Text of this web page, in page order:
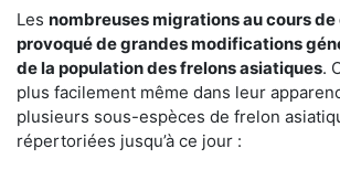
Les nombreuses migrations au cours de
provoqué de grandes modifications
de la population des frelons asiatiques.
plus facilement même dans leur
plusieurs sous-espèces de frelon
répertoriées jusqu’à ce jour :